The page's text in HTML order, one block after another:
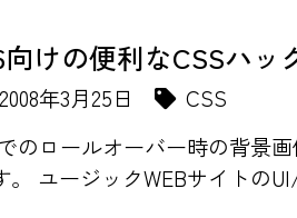
向けの便利なCSSハッ
2008年3月25日
CSS
のロールオーバー時の背景
。 ユージックWEBサイトの